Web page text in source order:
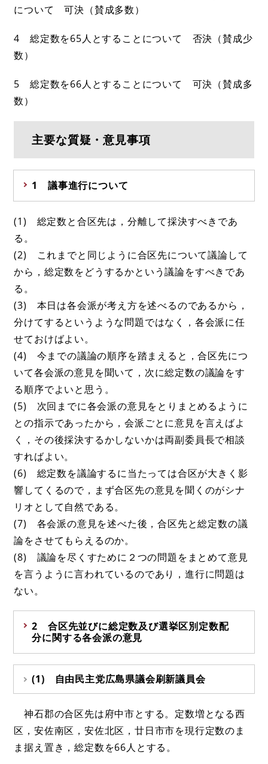
について 可決（賛成多数）
4 総定数を65人とすることについて 否決（賛成少
数）
5 総定数を66人とすることについて 可決（賛成多
数）
主要な質疑・意見事項
1 議事進行について
(1) 総定数と合区先は，分離して採決すべきであ
る。
(2) これまでと同じように合区先について議論して
から，総定数をどうするかという議論をすべきであ
る。
(3) 本日は各会派が考え方を述べるのであるから，
分けてするというような問題ではなく，各会派に任
せておけばよい。
(4) 今までの議論の順序を踏まえると，合区先につ
いて各会派の意見を聞いて，次に総定数の議論をす
る順序でよいと思う。
(5) 次回までに各会派の意見をとりまとめるように
との指示であったから，会派ごとに意見を言えばよ
く，その後採決するかしないかは両副委員長で相談
すればよい。
(6) 総定数を議論するに当たっては合区が大きく影
響してくるので，まず合区先の意見を聞くのがシナ
リオとして自然である。
(7) 各会派の意見を述べた後，合区先と総定数の議
論をさせてもらえるのか。
(8) 議論を尽くすために２つの問題をまとめて意見
を言うように言われているのであり，進行に問題は
ない。
2 合区先並びに総定数及び選挙区別定数配
分に関する各会派の意見
(1) 自由民主党広島県議会刷新議員会
神石郡の合区先は府中市とする。定数増となる西
区，安佐南区，安佐北区，廿日市市を現行定数のま
ま据え置き，総定数を66人とする。